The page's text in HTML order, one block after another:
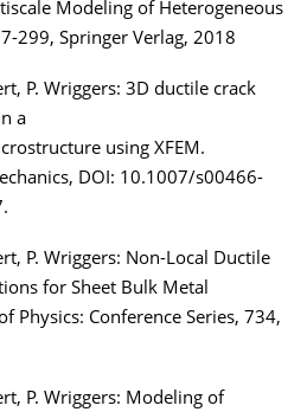
Modeling of Heterogeneous
299, Springer Verlag, 2018
P. Wriggers: 3D ductile crack
a
using XFEM.
DOI: 10.1007/s00466-
P. Wriggers: Non-Local Ductile
for Sheet Bulk Metal
Physics: Conference Series, 734,
P. Wriggers: Modeling of